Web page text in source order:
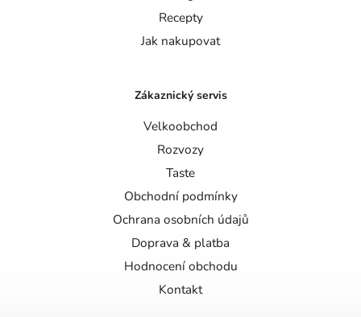
Recepty
Jak nakupovat
Zákaznický servis
Velkoobchod
Rozvozy
Taste
Obchodní podmínky
Ochrana osobních údajů
Doprava & platba
Hodnocení obchodu
Kontakt